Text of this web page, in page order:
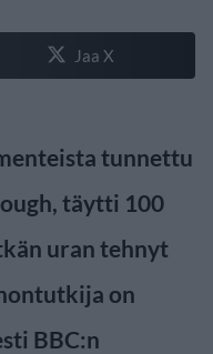
Jaa X
tunnettu
täytti 100
uran tehnyt
on
BBC:n